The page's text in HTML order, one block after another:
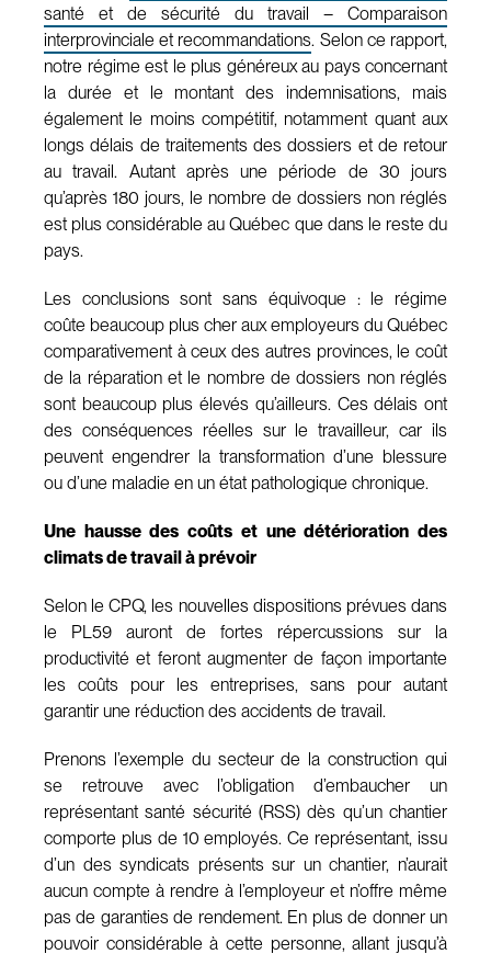
santé et de sécurité du travail – Comparaison
interprovinciale et recommandations. Selon ce rapport,
notre régime est le plus généreux au pays concernant
la durée et le montant des indemnisations, mais
également le moins compétitif, notamment quant aux
longs délais de traitements des dossiers et de retour
au travail. Autant après une période de 30 jours
qu’après 180 jours, le nombre de dossiers non réglés
est plus considérable au Québec que dans le reste du
pays.
Les conclusions sont sans équivoque : le régime
coûte beaucoup plus cher aux employeurs du Québec
comparativement à ceux des autres provinces, le coût
de la réparation et le nombre de dossiers non réglés
sont beaucoup plus élevés qu’ailleurs. Ces délais ont
des conséquences réelles sur le travailleur, car ils
peuvent engendrer la transformation d’une blessure
ou d’une maladie en un état pathologique chronique.
Une hausse des coûts et une détérioration des
climats de travail à prévoir
Selon le CPQ, les nouvelles dispositions prévues dans
le PL59 auront de fortes répercussions sur la
productivité et feront augmenter de façon importante
les coûts pour les entreprises, sans pour autant
garantir une réduction des accidents de travail.
Prenons l’exemple du secteur de la construction qui
se retrouve avec l’obligation d’embaucher un
représentant santé sécurité (RSS) dès qu’un chantier
comporte plus de 10 employés. Ce représentant, issu
d’un des syndicats présents sur un chantier, n’aurait
aucun compte à rendre à l’employeur et n’offre même
pas de garanties de rendement. En plus de donner un
pouvoir considérable à cette personne, allant jusqu’à